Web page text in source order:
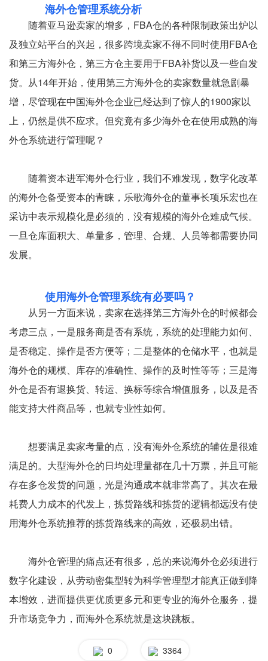
海外仓管理系统分析
随着亚马逊卖家的增多，FBA仓的各种限制政策出炉以
及独立站平台的兴起，很多跨境卖家不得不同时使用FBA仓
和第三方海外仓，第三方仓主要用于FBA补货以及一些自发
货。从14年开始，使用第三方海外仓的卖家数量就急剧暴
增，尽管现在中国海外仓企业已经达到了惊人的1900家以
上，仍然是供不应求。但究竟有多少海外仓在使用成熟的海
外仓系统进行管理呢？
随着资本进军海外仓行业，我们不难发现，数字化改革
的海外仓备受资本的青睐，乐歌海外仓的董事长项乐宏也在
采访中表示规模化是必须的，没有规模的海外仓难成气候。
一旦仓库面积大、单量多，管理、合规、人员等都需要协同
发展。
使用海外仓管理系统有必要吗？
从另一方面来说，卖家在选择第三方海外仓的时候都会
考虑三点，一是服务商是否有系统，系统的处理能力如何、
是否稳定、操作是否方便等；二是整体的仓储水平，也就是
海外仓的规模、库存的准确性、操作的及时性等等；三是海
外仓是否有退换货、转运、换标等综合增值服务，以及是否
能支持大件商品等，也就专业性如何。
想要满足卖家考量的点，没有海外仓系统的辅佐是很难
满足的。大型海外仓的日均处理量都在几十万票，并且可能
存在多仓发货的问题，光是沟通成本就非常高了。其次在最
耗费人力成本的代发上，拣货路线和拣货的逻辑都远没有使
用海外仓系统推荐的拣货路线来的高效，还极易出错。
海外仓管理的痛点还有很多，总的来说海外仓必须进行
数字化建设，从劳动密集型转为科学管理型才能真正做到降
本增效，进而提供更优质更多元和更专业的海外仓服务，提
升市场竞争力，而海外仓系统就是这块跳板。
0 3364